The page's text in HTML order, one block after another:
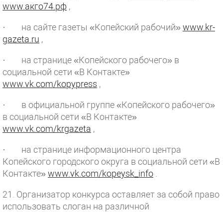
www.акго74.рф ,
· на сайте газеты «Копейский рабочий»www.kr-
gazeta.ru ,
· на странице «Копейского рабочего» в
социальной сети «В Контакте»
www.vk.com/kopypress ,
· в официальной группе «Копейского рабочего»
в социальной сети «В Контакте»
www.vk.com/krgazeta ,
· на странице информационного центра
Копейского городского округа в социальной сети «В
Контакте»www.vk.com/kopeysk_info
21. Организатор конкурса оставляет за собой право
использовать слоган на различной